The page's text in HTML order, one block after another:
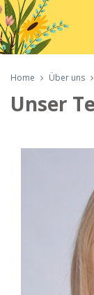
Home Über uns
Unser